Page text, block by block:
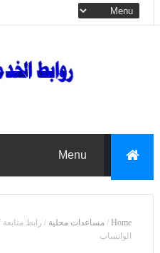
Home
/ مساعدات محلية / رابط
الواتساب